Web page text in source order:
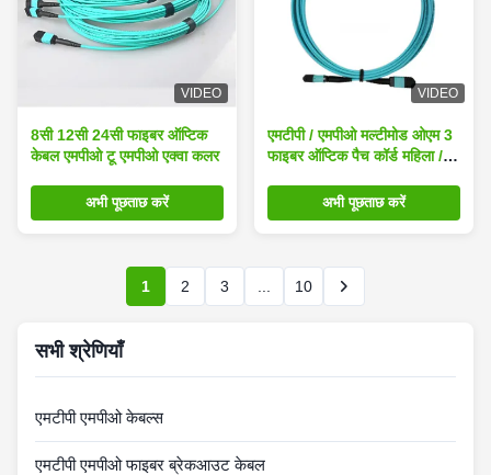
VIDEO
8सी 12सी 24सी फाइबर ऑप्टिक
केबल एमपीओ टू एमपीओ एक्वा कलर
अभी पूछताछ करें
VIDEO
एमटीपी / एमपीओ मल्टीमोड ओएम 3
फाइबर ऑप्टिक पैच कॉर्ड महिला /
अभी पूछताछ करें
1 2 3 10
सभी श्रेणियाँ
एमटीपी एमपीओ केबल्स
एमटीपी एमपीओ फाइबर ब्रेकआउट केबल